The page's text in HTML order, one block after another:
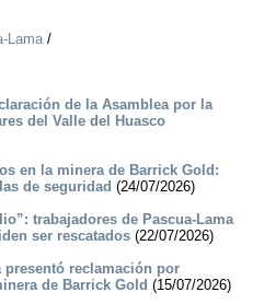
Lama/
de la Asamblea por la
del Valle del Huasco
en la minera de Barrick Gold:
de seguridad (24/07/2026)
trabajadores de Pascua-Lama
ser rescatados (22/07/2026)
reclamación por
de Barrick Gold (15/07/2026)